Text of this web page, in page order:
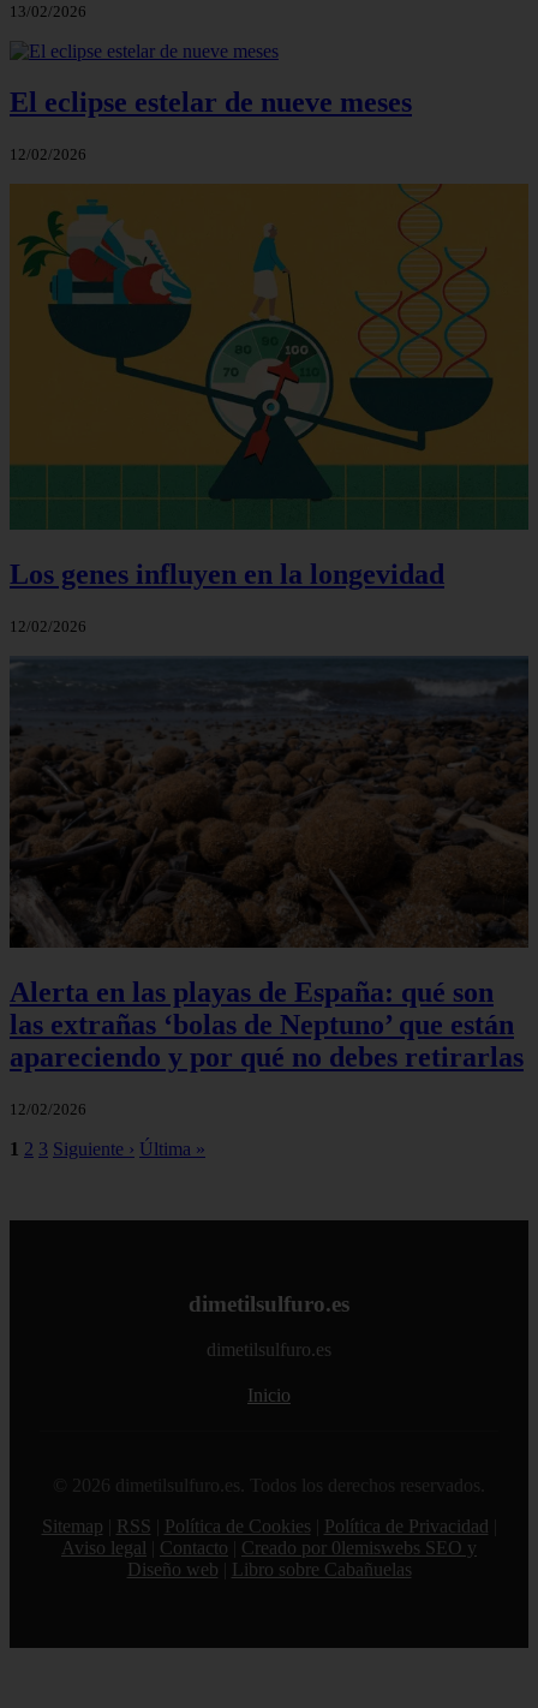
13/02/2026
El eclipse estelar de nueve meses
12/02/2026
Los genes influyen en la longevidad
12/02/2026
Alerta en las playas de España: qué son
las extrañas ‘bolas de Neptuno’ que están
apareciendo y por qué no debes retirarlas
12/02/2026
1 2 3 Siguiente › Última »
dimetilsulfuro.es
dimetilsulfuro.es
Inicio
© 2026 dimetilsulfuro.es. Todos los derechos reservados.
Sitemap
RSS Política de Cookies Política de Privacidad
Aviso legal
Contacto
Creado por 0lemiswebs SEO y
Diseño web
Libro sobre Cabañuelas